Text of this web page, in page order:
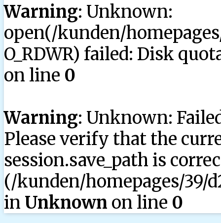
Warning: Unknown:
open(/kunden/
O_RDWR) failed: Disk
on line 0
Warning: Unknown:
Please verify that the
session.save_path is
(/kunden/homepages/39/
in Unknown on line 0